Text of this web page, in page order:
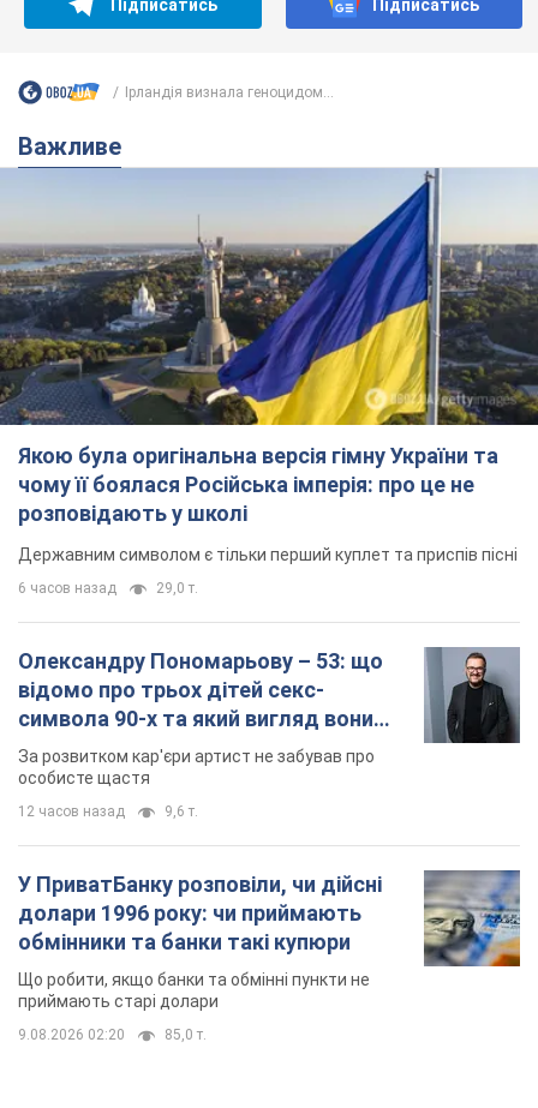
Якою була оригінальна версія гімну України та
чому її боялася Російська імперія: про це не
Державним символом є тільки перший куплет та приспів пісні
6 часов назад 29,0 т.
Олександру Пономарьову – 53: що
відомо про трьох дітей секс-
символа 90-х та який вигляд вони
За розвитком кар'єри артист не забував про
особисте щастя
12 часов назад
У ПриватБанку розповіли, чи дійсні
долари 1996 року: чи приймають
обмінники та банки такі купюри
Що робити, якщо банки та обмінні пункти не
приймають старі долари
9.08.2026 02:20 85,0 т.